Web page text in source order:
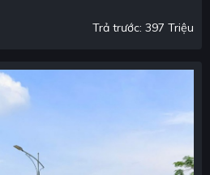
Trả trước: 397 Triệu